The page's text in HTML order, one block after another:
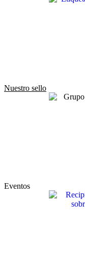
Nuestro sello
Eventos